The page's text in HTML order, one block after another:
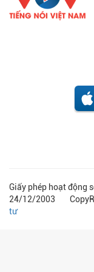
Giấy phép hoạt động
24/12/2003
tư